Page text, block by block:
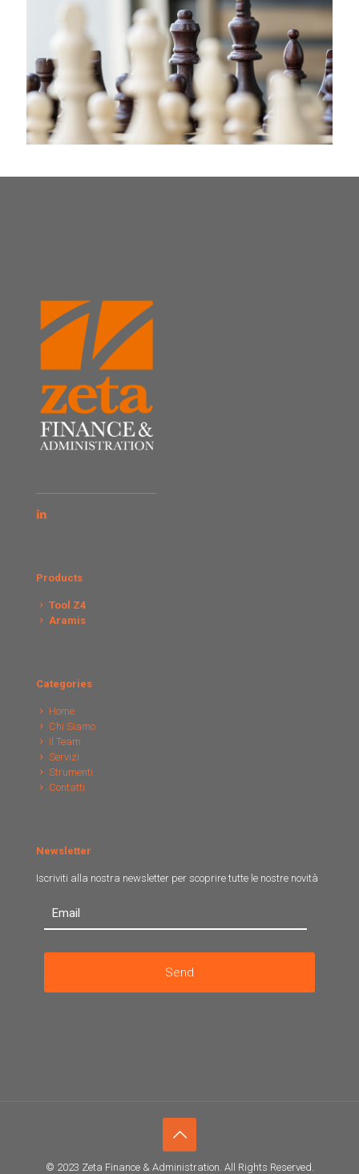
Products
Tool Z4
Aramis
Categories
Home
Chi Siamo
Il Team
Servizi
Strumenti
Contatti
Newsletter
Iscriviti alla nostra newsletter per scoprire tutte le nostre novità
© 2023 Zeta Finance & Administration. All Rights Reserved.